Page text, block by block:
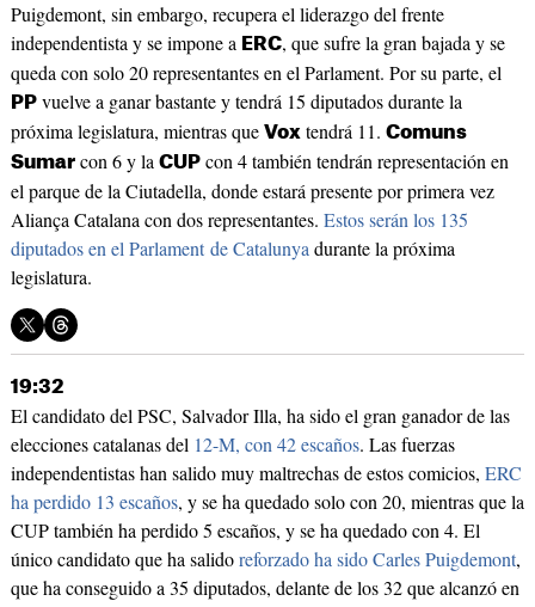
Puigdemont, sin embargo, recupera el liderazgo del frente
independentista y se impone a ERC, que sufre la gran bajada y se
queda con solo 20 representantes en el Parlament. Por su parte, el
PPvuelve a ganar bastante y tendrá 15 diputados durante la
próxima legislatura, mientras que Voxtendrá 11. Comuns
Sumarcon 6 y la CUPcon 4 también tendrán representación en
el parque de la Ciutadella, donde estará presente por primera vez
Aliança Catalana con dos representantes. Estos serán los 135
diputados en el Parlament de Catalunyadurante la próxima
legislatura.
19:32
​​​​​​El candidato del PSC, Salvador Illa, ha sido el gran ganador de las
elecciones catalanas del 12-M, con 42 escaños. Las fuerzas
independentistas han salido muy maltrechas de estos comicios, ERC
ha perdido 13 escaños, y se ha quedado solo con 20, mientras que la
CUP también ha perdido 5 escaños, y se ha quedado con 4. El
único candidato que ha salidoreforzado ha sido Carles Puigdemont,
que ha conseguido a 35 diputados, delante de los 32 que alcanzó en